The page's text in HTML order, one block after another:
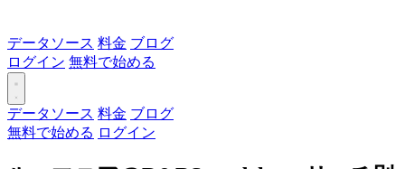
データソース 料金 ブログ
ログイン 無料で始める
データソース 料金 ブログ
無料で始める ログイン